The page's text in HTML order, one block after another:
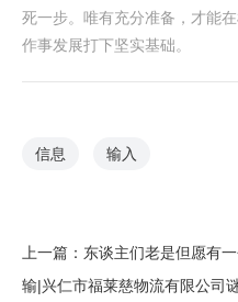
死一步。唯有充分准备，才能
作事发展打下坚实基础。
信息 输入
上一篇： 东谈主们老是但愿有
输|兴仁市福莱慈物流有限公司